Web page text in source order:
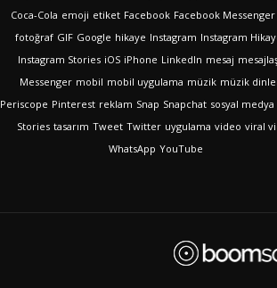
Coca-Cola emoji etiket Facebook Facebook Messenger
fotoğraf GIF Google hikaye Instagram Instagram
Instagram Stories iOS iPhone LinkedIn mesaj
Messenger mobil mobil uygulama müzik müzik
Periscope Pinterest reklam Snap Snapchat sosyal medya
Stories tasarım Tweet Twitter uygulama video viral
WhatsApp YouTube